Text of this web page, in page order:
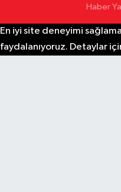
Haber
En iyi site deneyimi
faydalanıyoruz. Detaylar